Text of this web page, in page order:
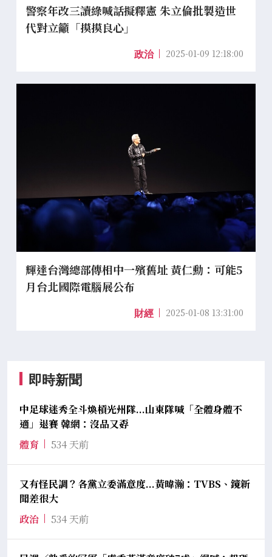
警察年改三讀綠喊話擬釋憲 朱立倫批製造世
代對立籲「摸摸良心」
政治 2025-01-09 12:18:00
輝達台灣總部傳相中一殯舊址 黃仁勳：可能5
月台北國際電腦展公布
財經 2025-01-08 13:31:00
即時新聞
中足球迷秀全斗煥槓光州隊...山東隊喊「全體身體不
適」退賽 韓網：沒品又孬
體育
534 天前
又有怪民調？各黨立委滿意度...黃暐瀚：TVBS、鏡新
聞差很大
政治
534 天前